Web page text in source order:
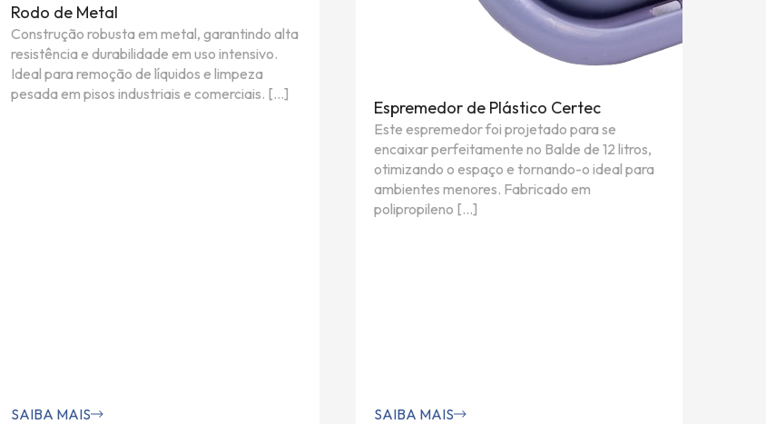
Rodo de Metal
Construção robusta em metal, garantindo alta
resistência e durabilidade em uso intensivo.
Ideal para remoção de líquidos e limpeza
pesada em pisos industriais e comerciais. […]
SAIBA MAIS
Espremedor de Plástico Certec
Este espremedor foi projetado para se
encaixar perfeitamente no Balde de 12 litros,
otimizando o espaço e tornando-o ideal para
ambientes menores. Fabricado em
polipropileno […]
SAIBA MAIS